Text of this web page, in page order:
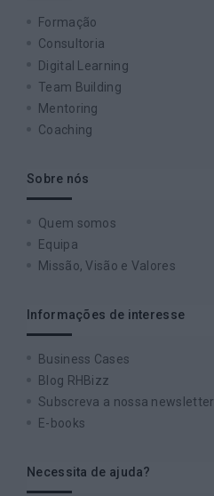
Formação
Consultoria
Digital Learning
Team Building
Mentoring
Coaching
Sobre nós
Quem somos
Equipa
Missão, Visão e Valores
Informações de interesse
Business Cases
Blog RHBizz
Subscreva a nossa newsletter
E-books
Necessita de ajuda?